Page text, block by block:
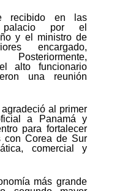
recibido en las
palacio por el
y el ministro de
encargado,
alto funcionario
una reunión
al primer
a Panamá y
para fortalecer
con Corea de Sur
comercial y
más grande